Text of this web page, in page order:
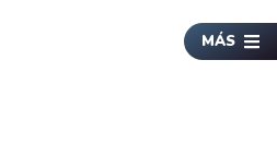
MÁS